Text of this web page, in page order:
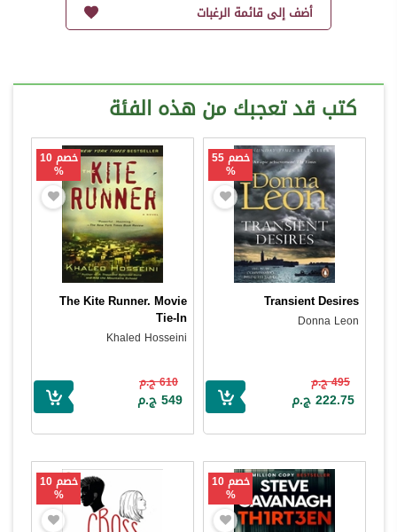
أضف إلى قائمة الرغبات
كتب قد تعجبك من هذه الفئة
خصم 55
%
Transient Desires
Donna Leon
495 ج.م
222.75 ج.م
خصم 10
%
The Kite Runner. Movie
Tie-In
Khaled Hosseini
610 ج.م
549 ج.م
خصم 10
%
خصم 10
%